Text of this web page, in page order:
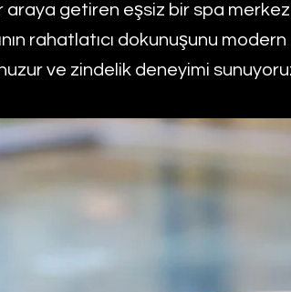
araya getiren eşsiz bir spa
rahatlatıcı dokunuşunu
ve zindelik deneyimi